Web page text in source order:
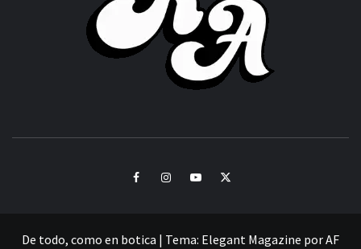
FacebookInstagramYoutubeTwitter
De todo, como en botica | Tema: Elegant Magazine porAF